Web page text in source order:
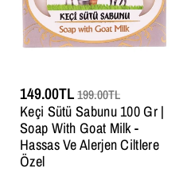
Keçi Sütü Sabunu 100 Gr |
Soap With Goat Milk -
Hassas Ve Alerjen Ciltlere
Özel
149.00TL199.00TL